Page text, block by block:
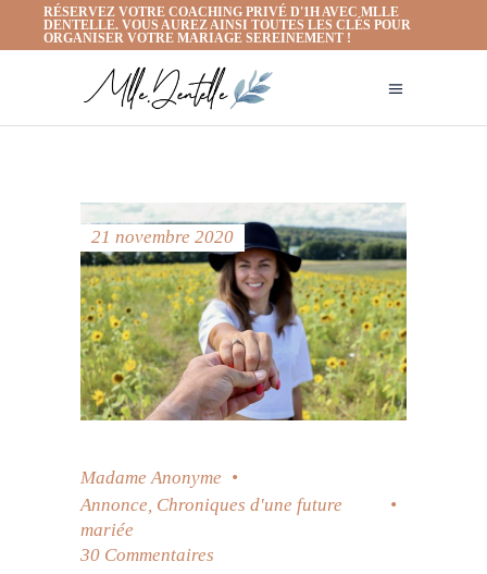
RÉSERVEZ VOTRE COACHING PRIVÉ D'1H AVEC MLLE
DENTELLE. VOUS AUREZ AINSI TOUTES LES CLÉS POUR
ORGANISER VOTRE MARIAGE SEREINEMENT !
21 novembre 2020
Madame Anonyme
Annonce, Chroniques d'une future
mariée
30 Commentaires